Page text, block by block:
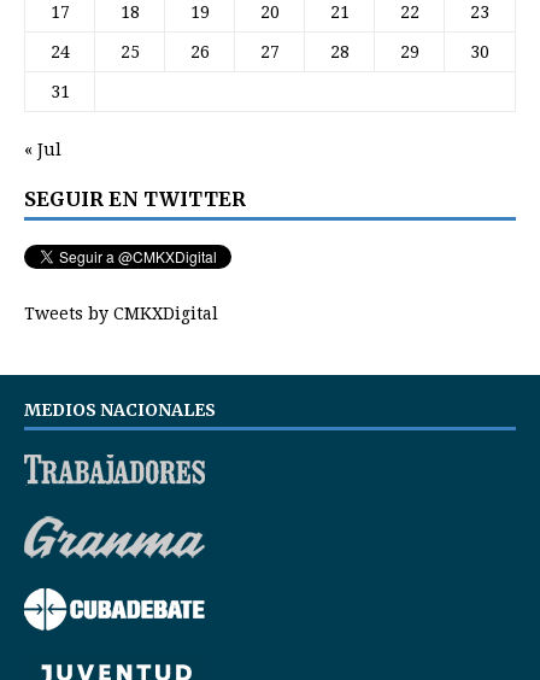
17 18 19 20 21 22 23
24 25 26 27 28 29 30
31
« Jul
SEGUIR EN TWITTER
Tweets by CMKXDigital
MEDIOS NACIONALES